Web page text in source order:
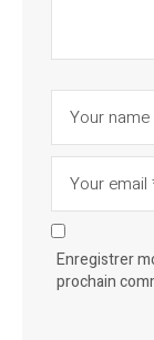
Enregistrer
prochain